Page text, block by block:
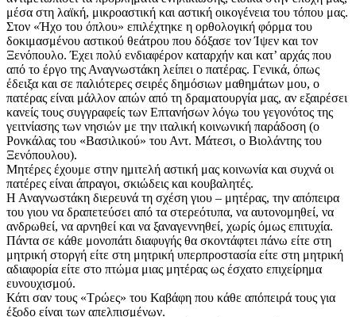
μέσα στη λαϊκή, μικροαστική και αστική οικογένεια του τόπου μας.
Στον «Ήχο του όπλου» επιλέχτηκε η ορθολογική φόρμα του
δοκιμασμένου αστικού θεάτρου που δόξασε τον Ίψεν και τον
Ξενόπουλο. Έχει πολύ ενδιαφέρον καταρχήν και κατ’ αρχάς που
από το έργο της Αναγνωστάκη λείπει ο πατέρας. Γενικά, όπως
έδειξα και σε παλιότερες σειρές δημόσιων μαθημάτων μου, ο
πατέρας είναι μάλλον απών από τη δραματουργία μας, αν εξαιρέσει
κανείς τους συγγραφείς των Επτανήσων λόγω του γεγονότος της
γειτνίασης των νησιών με την ιταλική κοινωνική παράδοση (ο
Ρονκάλας του «Βασιλικού» του Αντ. Μάτεσι, ο Βιολάντης του
Ξενόπουλου).
Μητέρες έχουμε στην ημιτελή αστική μας κοινωνία και συχνά οι
πατέρες είναι άπραγοι, σκιώδεις και κουβαλητές.
Η Αναγνωστάκη διερευνά τη σχέση γιου – μητέρας, την απόπειρα
του γιου να δραπετεύσει από τα στερεότυπα, να αυτονομηθεί, να
ανδρωθεί, να αρνηθεί και να ξαναγεννηθεί, χωρίς όμως επιτυχία.
Πάντα σε κάθε μονοπάτι διαφυγής θα σκοντάφτει πάνω είτε στη
μητρική στοργή είτε στη μητρική υπερπροστασία είτε στη μητρική
αδιαφορία είτε στο πτώμα μιας μητέρας ως έσχατο επιχείρημα
ευνουχισμού.
Κάτι σαν τους «Τρώες» του Καβάφη που κάθε απόπειρά τους για
έξοδο είναι των απελπισμένων.